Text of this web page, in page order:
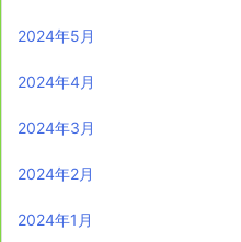
2024年5月
2024年4月
2024年3月
2024年2月
2024年1月